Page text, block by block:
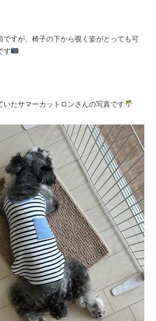
ですが、椅子の下から覗く姿がとっても可
す
いたサマーカットロンさんの写真です